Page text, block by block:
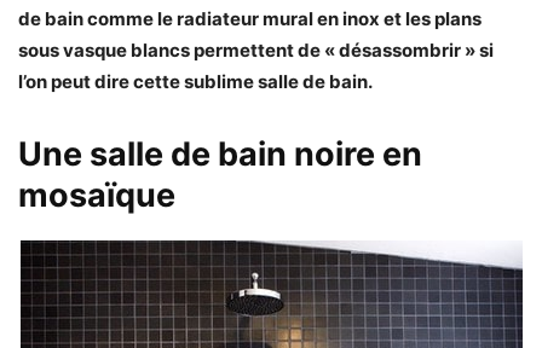
de bain comme le radiateur mural en inox et les plans
sous vasque blancs permettent de « désassombrir » si
l’on peut dire cette sublime salle de bain.
Une salle de bain noire en
mosaïque